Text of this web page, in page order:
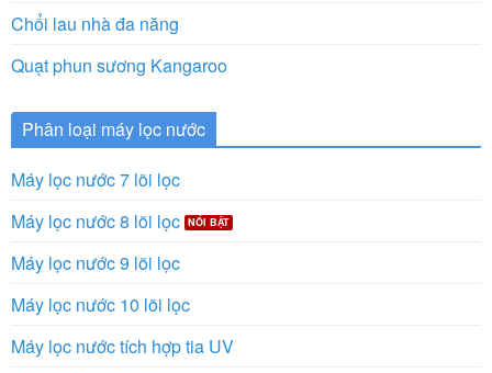
Chổi lau nhà đa năng
Quạt phun sương Kangaroo
Phân loại máy lọc nước
Máy lọc nước 7 lõi lọc
Máy lọc nước 8 lõi lọc
Máy lọc nước 9 lõi lọc
Máy lọc nước 10 lõi lọc
Máy lọc nước tích hợp tia UV